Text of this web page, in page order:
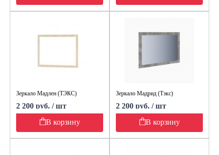
Зеркало Мадлен (ТЭКС)
2 200 руб. / шт
В корзину
Зеркало Мадрид (Тэкс)
2 200 руб. / шт
В корзину